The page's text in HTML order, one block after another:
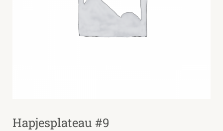
Hapjesplateau #9